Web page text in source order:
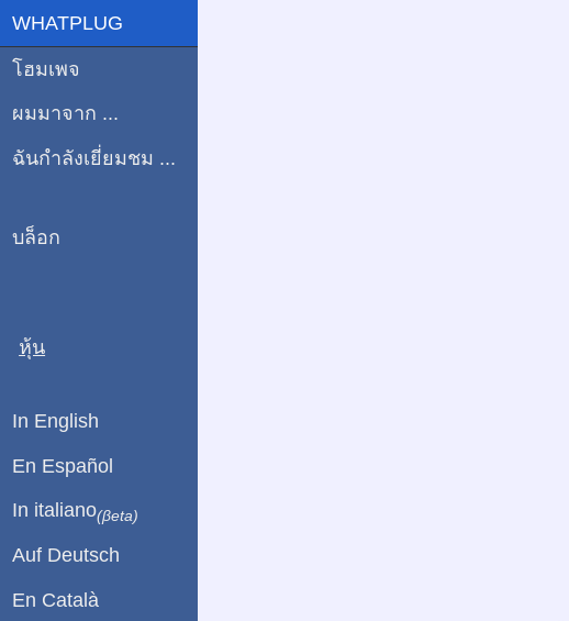
WHATPLUG
โฮมเพจ
ผมมาจาก ...
ฉันกำลังเยี่ยมชม ...
บล็อก
หุ้น
In English
En Español
In italiano(βeta)
Auf Deutsch
En Català